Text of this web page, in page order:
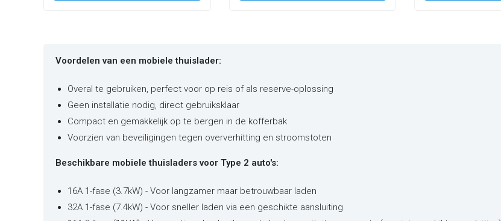
Voordelen van een mobiele thuislader:
Overal te gebruiken, perfect voor op reis of als reserve-oplossing
Geen installatie nodig, direct gebruiksklaar
Compact en gemakkelijk op te bergen in de kofferbak
Voorzien van beveiligingen tegen oververhitting en stroomstoten
Beschikbare mobiele thuisladers voor Type 2 auto's:
16A 1-fase (3.7kW) - Voor langzamer maar betrouwbaar laden
32A 1-fase (7.4kW) - Voor sneller laden via een geschikte aansluiting